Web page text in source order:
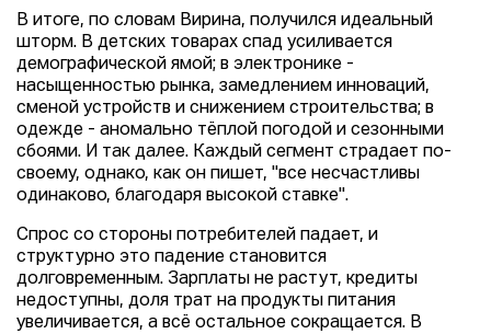
В итоге, по словам Вирина, получился идеальный
шторм. В детских товарах спад усиливается
демографической ямой; в электронике -
насыщенностью рынка, замедлением инноваций,
сменой устройств и снижением строительства; в
одежде - аномально тёплой погодой и сезонными
сбоями. И так далее. Каждый сегмент страдает по-
своему, однако, как он пишет, "все несчастливы
одинаково, благодаря высокой ставке".
Спрос со стороны потребителей падает, и
структурно это падение становится
долговременным. Зарплаты не растут, кредиты
недоступны, доля трат на продукты питания
увеличивается, а всё остальное сокращается. В